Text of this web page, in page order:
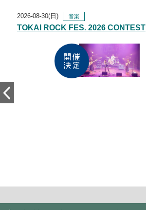
Previous
2026-08-30(日) 音楽
TOKAI ROCK FES. 2026 CONTEST